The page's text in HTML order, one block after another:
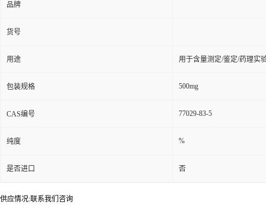
品牌
货号
用途 用于含量测定/鉴定/药理实
包装规格 500mg
CAS编号 77029-83-5
纯度 %
是否进口 否
供应情况:联系我们咨询